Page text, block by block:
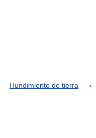
Hundimiento de tierra